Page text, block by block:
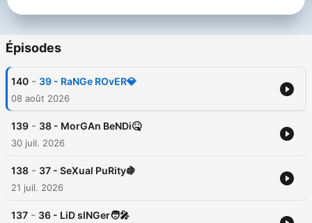
Épisodes
140 - 39 - RaNGe ROvER💎
08 août 2026
139 - 38 - MorGAn BeNDi🤒
30 juil. 2026
138 - 37 - SeXual PuRity🍇
21 juil. 2026
137 - 36 - LiD sINGer🧑‍🎤